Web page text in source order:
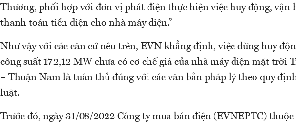
Thương, phối hợp với đơn vị phát điện thực hiện việc huy động, vận
thanh toán tiền điện cho nhà máy điện.”
Như vậy với các căn cứ nêu trên, EVN khẳng định, việc dừng huy
công suất 172,12 MW chưa có cơ chế giá của nhà máy điện mặt trời
– Thuận Nam là tuân thủ đúng với các văn bản pháp lý theo quy
luật.
Trước đó, ngày 31/08/2022 Công ty mua bán điện (EVNEPTC) thuộc